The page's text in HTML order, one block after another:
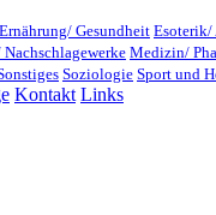
Ernährung/ Gesundheit Esoterik/
Medizin/
Soziologie Sport und
Kontakt Links